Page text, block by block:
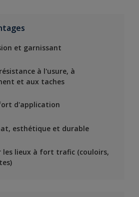
et garnissant
à l'usure, à
et aux taches
d'application
esthétique et durable
les lieux à fort trafic (couloirs,